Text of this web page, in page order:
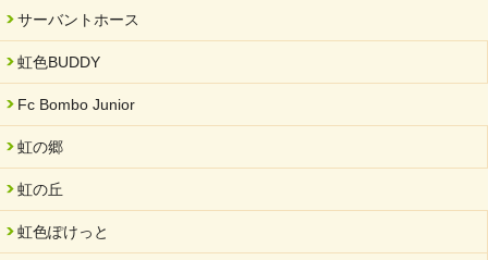
サーバントホース
虹色BUDDY
Fc Bombo Junior
虹の郷
虹の丘
虹色ぽけっと